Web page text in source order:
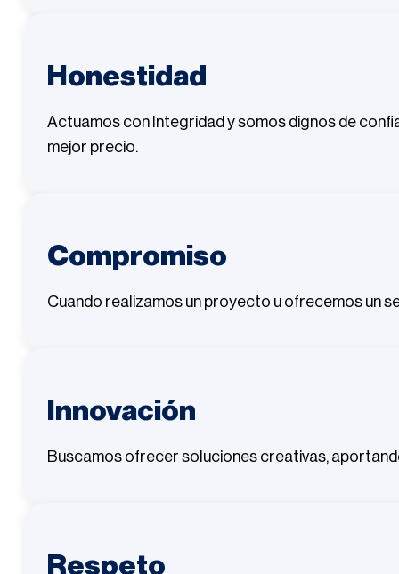
Honestidad
Actuamos con Integridad y somos dignos de
mejor precio.
Compromiso
Cuando realizamos un proyecto u ofrecemos un
Innovación
Buscamos ofrecer soluciones creativas,
Respeto